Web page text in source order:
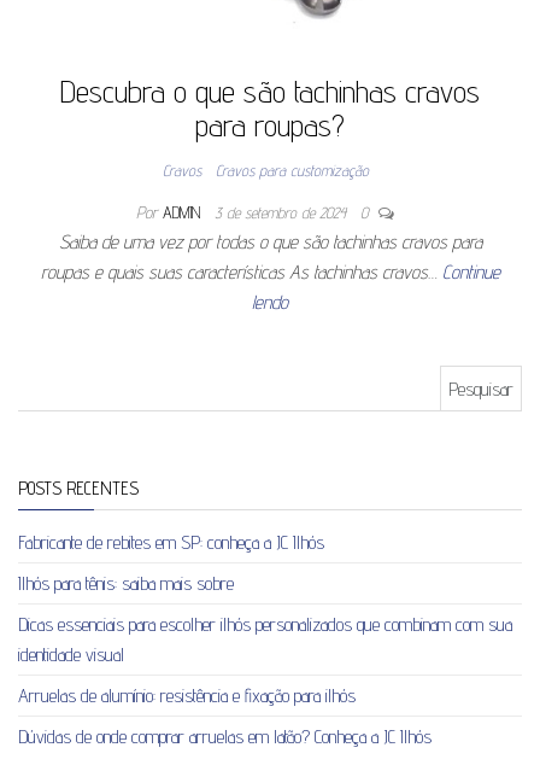
Descubra o que são tachinhas cravos
para roupas?
Cravos Cravos para customização
Por ADMIN 3 de setembro de 2024 0
Saiba de uma vez por todas o que são tachinhas cravos para
roupas e quais suas características As tachinhas cravos… Continue
lendo
POSTS RECENTES
Fabricante de rebites em SP: conheça a JC Ilhós
Ilhós para tênis: saiba mais sobre
Dicas essenciais para escolher ilhós personalizados que combinam com sua
identidade visual
Arruelas de alumínio: resistência e fixação para ilhós
Dúvidas de onde comprar arruelas em latão? Conheça a JC Ilhós